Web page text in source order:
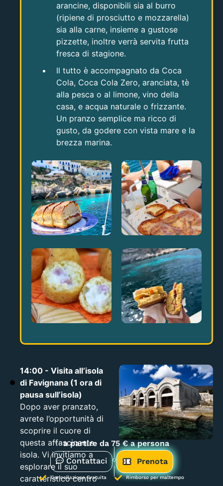
arancine, disponibili sia al burro
(ripiene di prosciutto e mozzarella)
sia alla carne, insieme a gustose
pizzette, inoltre verrà servita frutta
fresca di stagione.
Il tutto è accompagnato da Coca
Cola, Coca Cola Zero, aranciata, tè
alla pesca o al limone, vino della
casa, e acqua naturale o frizzante.
Un pranzo semplice ma ricco di
gusto, da godere con vista mare e la
brezza marina.
14:00 - Visita all’isola
di Favignana (1 ora di
pausa sull’isola)
Dopo aver pranzato,
avrete l’opportunità di
scoprire il cuore di
questa affascinante
isola. Vi invitiamo a
esplorare il suo
caratteristico centro
✨a partire da 75 € a persona
Contattaci
o Prenota
Cancellazione Gratuita Rimborso per maltempo